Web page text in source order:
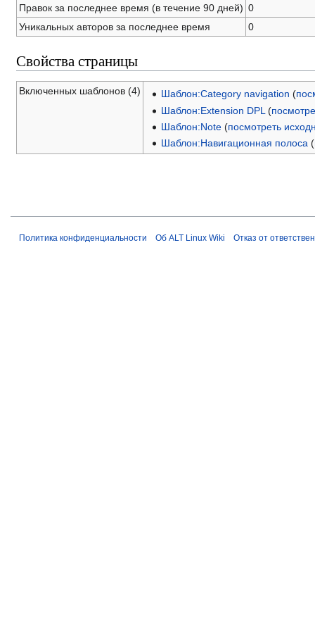
Правок за последнее время (в течение 90 дней) 0
Уникальных авторов за последнее время
0
Свойства страницы
Включенных шаблонов (4) Шаблон:Category navigation (
Шаблон:Extension DPL (
Шаблон:Note (посмотреть
Шаблон:Навигационная полоса (
Политика конфиденциальности Об ALT Linux Wiki Отказ от